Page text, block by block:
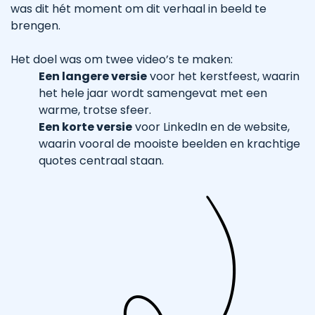
was dit hét moment om dit verhaal in beeld te
brengen.
Het doel was om twee video’s te maken:
Een langere versievoor het kerstfeest, waarin
het hele jaar wordt samengevat met een
warme, trotse sfeer.
Een korte versievoor LinkedIn en de website,
waarin vooral de mooiste beelden en krachtige
quotes centraal staan.